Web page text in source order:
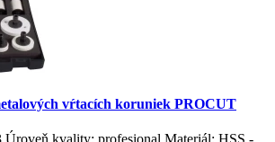
vŕtacích koruniek PROCUT
kvality: profesional Materiál: HSS -